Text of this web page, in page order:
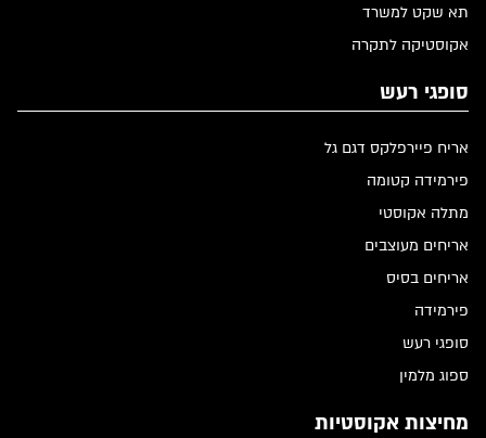
תא שקט למשרד
אקוסטיקה לתקרה
סופגי רעש
אריח פיירפלקס דגם גל
פירמידה קטומה
מתלה אקוסטי
אריחים מעוצבים
אריחים בסיס
פירמידה
סופגי רעש
ספוג מלמין
מחיצות אקוסטיות